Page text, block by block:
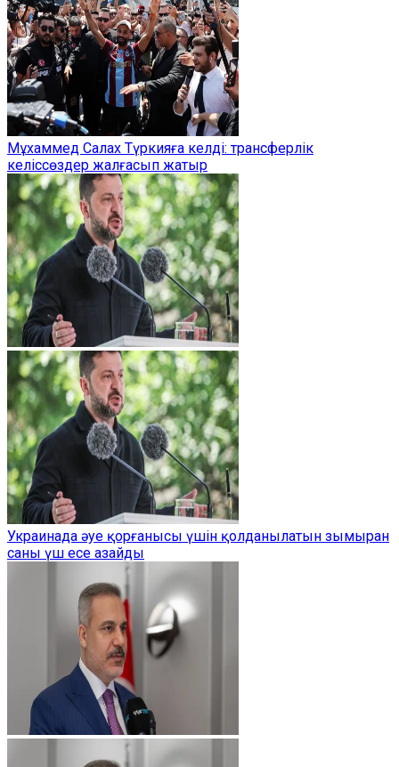
Мұхаммед Салах Түркияға келді: трансферлік
келіссөздер жалғасып жатыр
Украинада әуе қорғанысы үшін қолданылатын зымыран
саны үш есе азайды